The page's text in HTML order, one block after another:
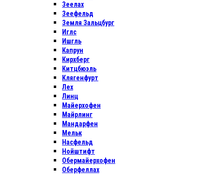
Зеелах
Зеефельд
Земля Зальцбург
Иглс
Ишгль
Капрун
Кирхберг
Китцбюэль
Клягенфурт
Лех
Линц
Майерхофен
Майрлинг
Мандарфен
Мельк
Насфельд
Нойштифт
Обермайерхофен
Оберфеллах